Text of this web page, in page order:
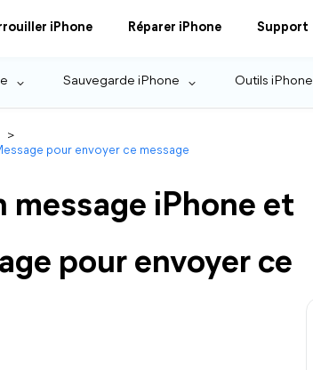
iPhone Réparer iPhone Support
Sauvegarde iPhone Outils iPhone
>
pour envoyer ce message
message iPhone et
pour envoyer ce